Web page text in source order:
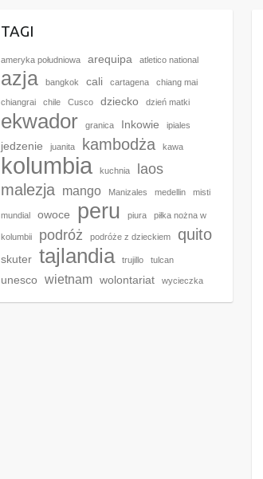
TAGI
ameryka południowa arequipa atletico national
azja bangkok cali cartagena chiang mai
chiangrai chile Cusco dziecko dzień matki
ekwador granica Inkowie ipiales
jedzenie juanita kambodża kawa
kolumbia kuchnia laos
malezja mango Manizales medellin misti
mundial owoce peru piura piłka nożna w
kolumbii podróż podróże z dzieckiem quito
skuter tajlandia trujillo tulcan
unesco wietnam wolontariat wycieczka